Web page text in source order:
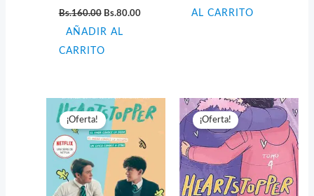
Bs.160.00 El
original
Bs.160.00.
Bs.80.00El
AÑADIR AL
CARRITO
AL CARRITO
¡Oferta! ¡Oferta!